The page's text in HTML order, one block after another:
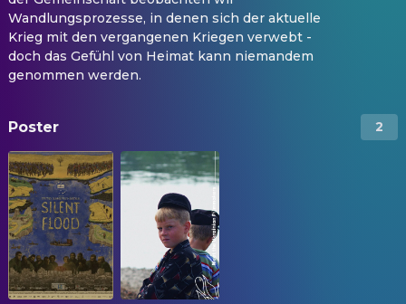
Wandlungsprozesse, in denen sich der aktuelle
Krieg mit den vergangenen Kriegen verwebt -
doch das Gefühl von Heimat kann niemandem
genommen werden.
Poster 2